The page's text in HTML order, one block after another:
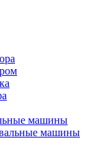
машины
машины